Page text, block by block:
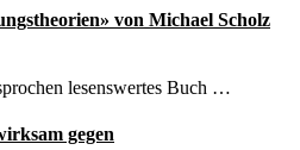
von Michael Scholz
lesenswertes Buch …
gegen